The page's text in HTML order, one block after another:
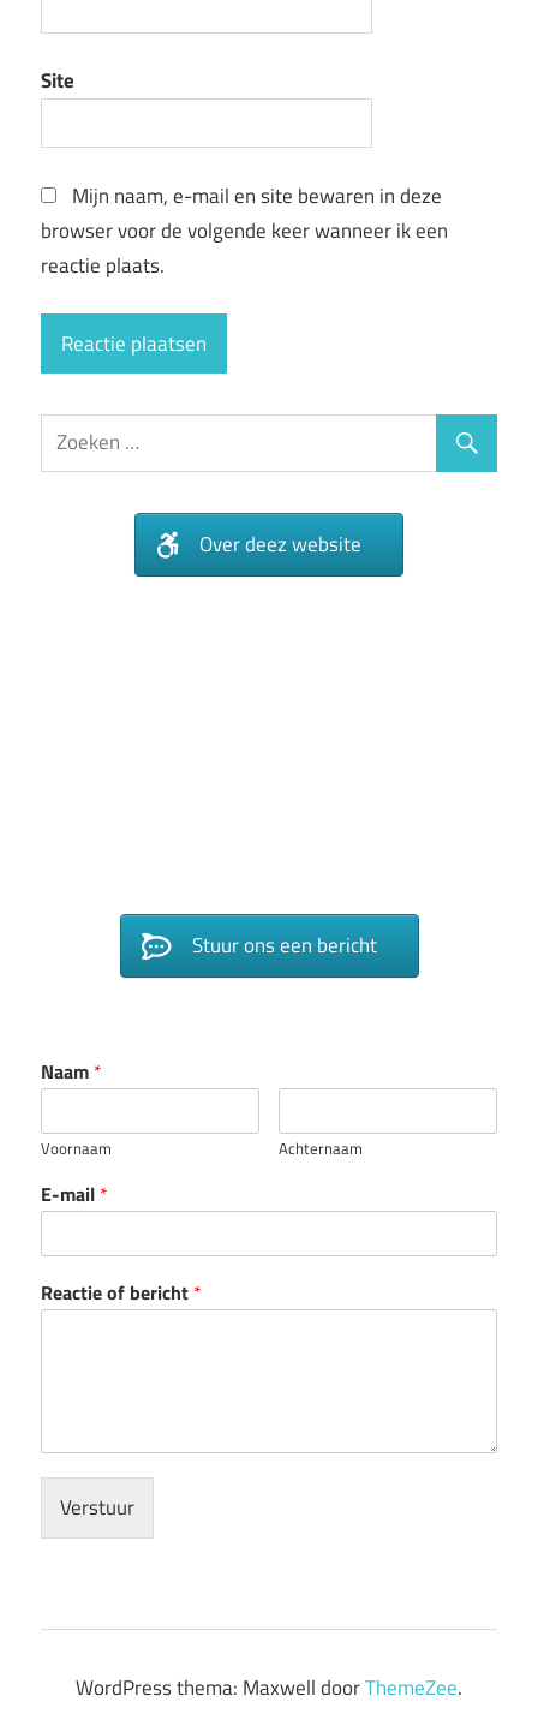
Site
Mijn naam, e-mail en site bewaren in deze
browser voor de volgende keer wanneer ik een
reactie plaats.
Over deez website
Stuur ons een bericht
Naam *
Voornaam Achternaam
E-mail *
Reactie of bericht *
Verstuur
WordPress thema: Maxwell doorThemeZee.